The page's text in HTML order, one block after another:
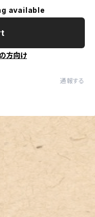
available
方向け
通報する